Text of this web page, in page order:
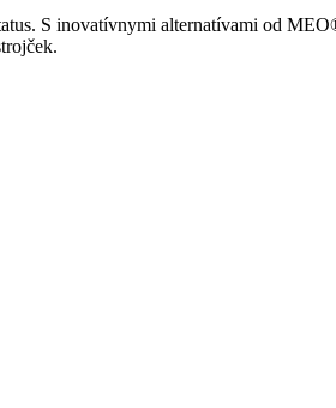
S inovatívnymi alternatívami od